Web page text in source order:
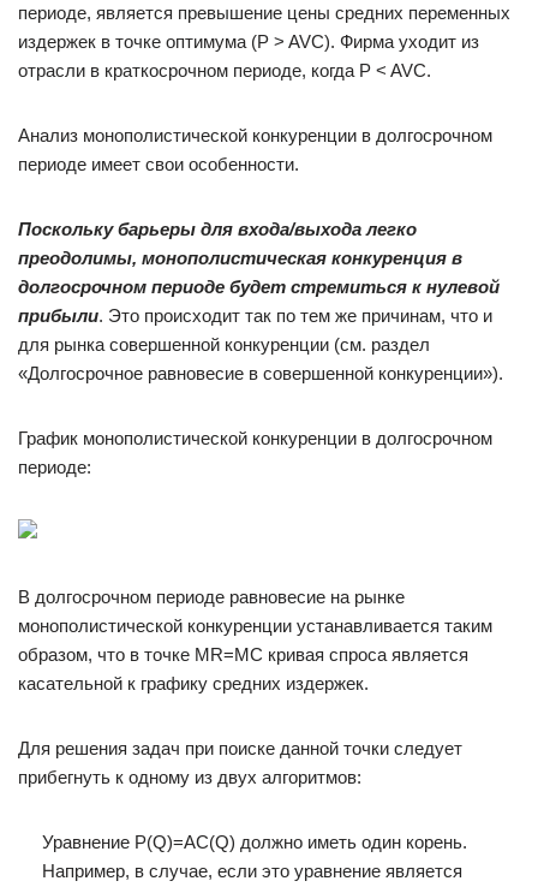
периоде, является превышение цены средних переменных
издержек в точке оптимума (P > AVC). Фирма уходит из
отрасли в краткосрочном периоде, когда P < AVC.
Анализ монополистической конкуренции в долгосрочном
периоде имеет свои особенности.
Поскольку барьеры для входа/выхода легко
преодолимы, монополистическая конкуренция в
долгосрочном периоде будет стремиться к нулевой
прибыли. Это происходит так по тем же причинам, что и
для рынка совершенной конкуренции (см. раздел
«Долгосрочное равновесие в совершенной конкуренции»).
График монополистической конкуренции в долгосрочном
периоде:
В долгосрочном периоде равновесие на рынке
монополистической конкуренции устанавливается таким
образом, что в точке MR=MC кривая спроса является
касательной к графику средних издержек.
Для решения задач при поиске данной точки следует
прибегнуть к одному из двух алгоритмов:
Уравнение P(Q)=AC(Q) должно иметь один корень.
Например, в случае, если это уравнение является